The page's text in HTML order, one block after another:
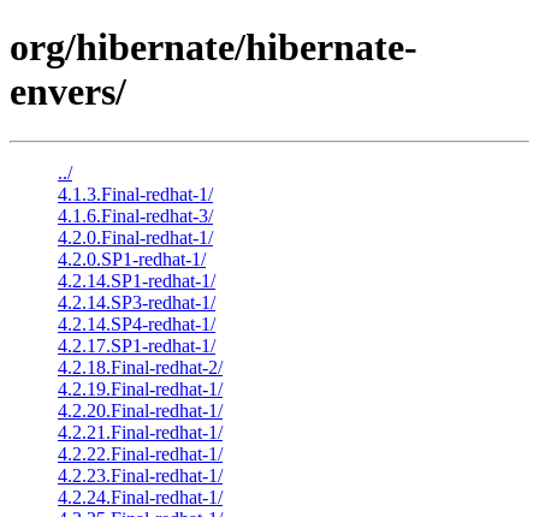
org/hibernate/hibernate-
envers/
../
4.1.3.Final-redhat-1/
4.1.6.Final-redhat-3/
4.2.0.Final-redhat-1/
4.2.0.SP1-redhat-1/
4.2.14.SP1-redhat-1/
4.2.14.SP3-redhat-1/
4.2.14.SP4-redhat-1/
4.2.17.SP1-redhat-1/
4.2.18.Final-redhat-2/
4.2.19.Final-redhat-1/
4.2.20.Final-redhat-1/
4.2.21.Final-redhat-1/
4.2.22.Final-redhat-1/
4.2.23.Final-redhat-1/
4.2.24.Final-redhat-1/